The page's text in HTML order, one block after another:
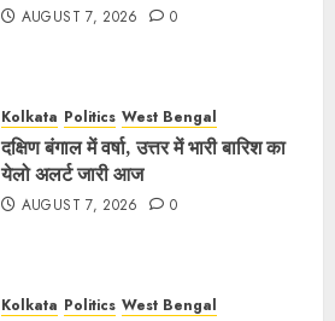
AUGUST 7, 2026 0
Kolkata Politics West Bengal
दक्षिण बंगाल में वर्षा, उत्तर में भारी बारिश का
येलो अलर्ट जारी आज
AUGUST 7, 2026 0
Kolkata Politics West Bengal